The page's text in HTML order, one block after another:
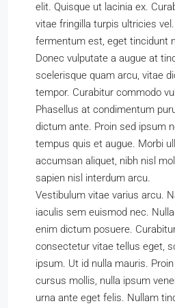
elit. Quisque ut lacinia ex.
vitae fringilla turpis ultricies
fermentum est, eget tincidunt
Donec vulputate a augue at
scelerisque quam arcu, vitae
tempor. Curabitur commodo
Phasellus at condimentum
dictum ante. Proin sed ipsum
tempus quis et augue. Morbi
accumsan aliquet, nibh nisl
sapien nisl interdum arcu.
Vestibulum vitae varius arcu.
iaculis sem euismod nec.
enim dictum posuere.
consectetur vitae tellus eget,
ipsum. Ut id nulla mauris.
cursus mollis, nulla ipsum
urna ante eget felis. Nullam